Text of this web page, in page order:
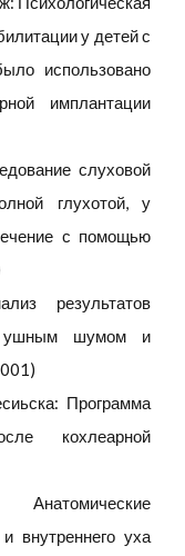
у детей с
использовано
имплантации
слуховой
глухотой, у
с помощью
результатов
ушным шумом и
Программа
кохлеарной
внутреннего уха